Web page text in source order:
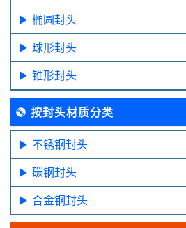
椭圆封头
球形封头
锥形封头
按封头材质分类
不锈钢封头
碳钢封头
合金钢封头